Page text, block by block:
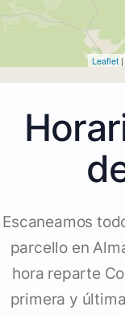
Leaflet
Escaneamos
parcello en
hora reparte
primera y